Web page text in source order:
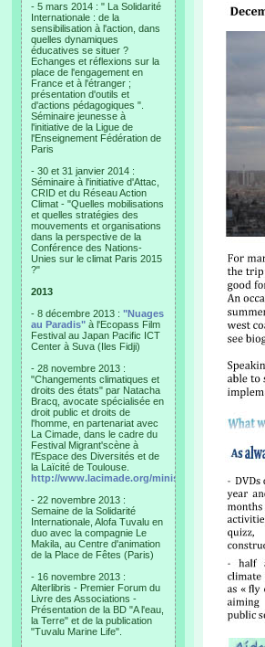
- 5 mars 2014 : " La Solidarité
Internationale : de la
sensibilisation à l'action, dans
quelles dynamiques
éducatives se situer ?
Echanges et réflexions sur la
place de l'engagement en
France et à l'étranger ;
présentation d'outils et
d'actions pédagogiques ".
Séminaire jeunesse à
l'initiative de la Ligue de
l'Enseignement Fédération de
Paris
- 30 et 31 janvier 2014 :
Séminaire à l'initiative d'Attac,
CRID et du Réseau Action
Climat - "Quelles mobilisations
et quelles stratégies des
mouvements et organisations
dans la perspective de la
Conférence des Nations-
Unies sur le climat Paris 2015
?"
2013
- 8 décembre 2013 : "Nuages
au Paradis" à l'Ecopass Film
Festival au Japan Pacific ICT
Center à Suva (Iles Fidji)
- 28 novembre 2013 :
"Changements climatiques et
droits des états" par Natacha
Bracq, avocate spécialisée en
droit public et droits de
l'homme, en partenariat avec
La Cimade, dans le cadre du
Festival Migrant'scène à
l'Espace des Diversités et de
la Laïcité de Toulouse.
http://www.lacimade.org/minisites/migrantscene
- 22 novembre 2013 :
Semaine de la Solidarité
Internationale, Alofa Tuvalu en
duo avec la compagnie Le
Makila, au Centre d'animation
de la Place de Fêtes (Paris)
- 16 novembre 2013 :
Alterlibris - Premier Forum du
Livre des Associations -
Présentation de la BD "A l'eau,
la Terre" et de la publication
"Tuvalu Marine Life".